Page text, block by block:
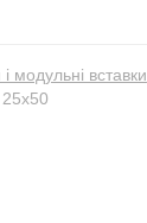
і модульні вставки